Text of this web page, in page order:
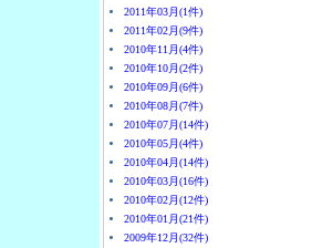
2011年03月(1件)
2011年02月(9件)
2010年11月(4件)
2010年10月(2件)
2010年09月(6件)
2010年08月(7件)
2010年07月(14件)
2010年05月(4件)
2010年04月(14件)
2010年03月(16件)
2010年02月(12件)
2010年01月(21件)
2009年12月(32件)